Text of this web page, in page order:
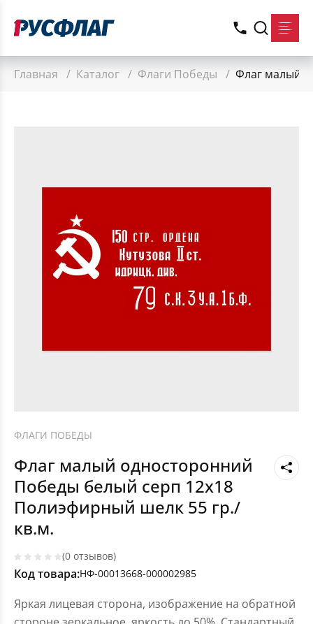
Главная / Каталог / Флаги Победы / Флаг малый
ФЛАГИ ПОБЕДЫ
Флаг малый односторонний
Победы белый серп 12х18
Полиэфирный шелк 55 гр./
кв.м.
(0 отзывов)
Код товара:НФ-00013668-000002985
Яркая лицевая сторона, изображение на обратной